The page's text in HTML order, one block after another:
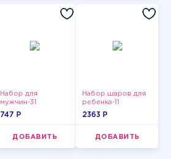
Набор для
мужчин-31
747 P
ДОБАВИТЬ
Набор шаров для
ребенка-11
2363 P
ДОБАВИТЬ